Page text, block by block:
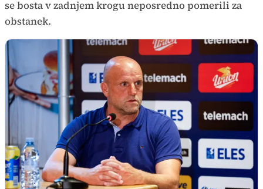
se bosta v zadnjem krogu neposredno pomerili za
obstanek.